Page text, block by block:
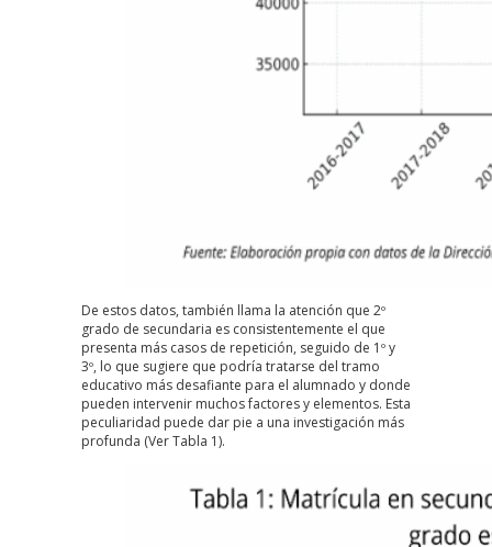
De estos datos, también llama la atención que 2º
grado de secundaria es consistentemente el que
presenta más casos de repetición, seguido de 1º y
3º, lo que sugiere que podría tratarse del tramo
educativo más desafiante para el alumnado y donde
pueden intervenir muchos factores y elementos. Esta
peculiaridad puede dar pie a una investigación más
profunda (Ver Tabla 1).